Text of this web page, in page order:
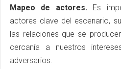
Mapeo de actores. Es
actores clave del escenario,
las relaciones que se
cercanía a nuestros
adversarios.